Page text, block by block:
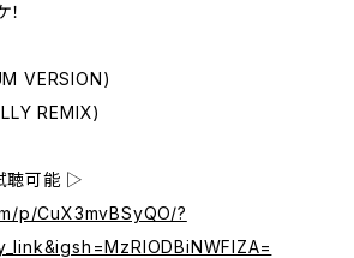
VERSION)
REMIX)
聴可能 ▷
p/CuX3mvBSyQO/?